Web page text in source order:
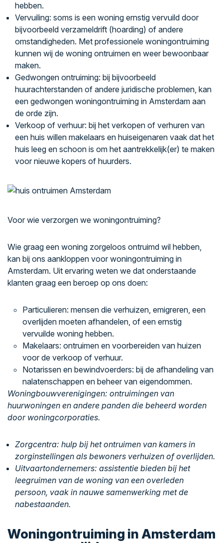
hebben.
Vervuiling: soms is een woning ernstig vervuild door
bijvoorbeeld verzameldrift (hoarding) of andere
omstandigheden. Met professionele woningontruiming
kunnen wij de woning ontruimen en weer bewoonbaar
maken.
Gedwongen ontruiming: bij bijvoorbeeld
huurachterstanden of andere juridische problemen, kan
een gedwongen woningontruiming in Amsterdam aan
de orde zijn.
Verkoop of verhuur: bij het verkopen of verhuren van
een huis willen makelaars en huiseigenaren vaak dat het
huis leeg en schoon is om het aantrekkelijk(er) te maken
voor nieuwe kopers of huurders.
Voor wie verzorgen we woningontruiming?
Wie graag een woning zorgeloos ontruimd wil hebben,
kan bij ons aankloppen voor woningontruiming in
Amsterdam. Uit ervaring weten we dat onderstaande
klanten graag een beroep op ons doen:
Particulieren: mensen die verhuizen, emigreren, een
overlijden moeten afhandelen, of een ernstig
vervuilde woning hebben.
Makelaars: ontruimen en voorbereiden van huizen
voor de verkoop of verhuur.
Notarissen en bewindvoerders: bij de afhandeling van
nalatenschappen en beheer van eigendommen.
Woningbouwverenigingen: ontruimingen van
huurwoningen en andere panden die beheerd worden
door woningcorporaties.
Zorgcentra: hulp bij het ontruimen van kamers in
zorginstellingen als bewoners verhuizen of overlijden.
Uitvaartondernemers: assistentie bieden bij het
leegruimen van de woning van een overleden
persoon, vaak in nauwe samenwerking met de
nabestaanden.
Woningontruiming in Amsterdam